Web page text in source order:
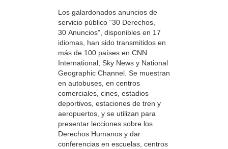
Los galardonados anuncios de
servicio público “30 Derechos,
30 Anuncios”, disponibles en 17
idiomas, han sido transmitidos en
más de 100 países en CNN
International, Sky News y National
Geographic Channel. Se muestran
en autobuses, en centros
comerciales, cines, estadios
deportivos, estaciones de tren y
aeropuertos, y se utilizan para
presentar lecciones sobre los
Derechos Humanos y dar
conferencias en escuelas, centros